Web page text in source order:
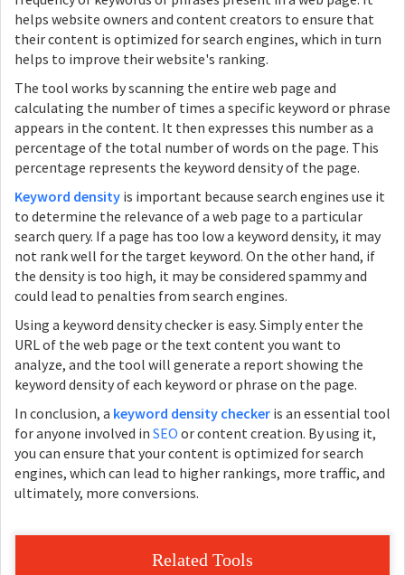
helps website owners and content creators to ensure that
their content is optimized for search engines, which in turn
helps to improve their website's ranking.
The tool works by scanning the entire web page and
calculating the number of times a specific keyword or phrase
appears in the content. It then expresses this number as a
percentage of the total number of words on the page. This
percentage represents the keyword density of the page.
Keyword density is important because search engines use it
to determine the relevance of a web page to a particular
search query. If a page has too low a keyword density, it may
not rank well for the target keyword. On the other hand, if
the density is too high, it may be considered spammy and
could lead to penalties from search engines.
Using a keyword density checker is easy. Simply enter the
URL of the web page or the text content you want to
analyze, and the tool will generate a report showing the
keyword density of each keyword or phrase on the page.
In conclusion, a keyword density checker is an essential tool
for anyone involved in SEO or content creation. By using it,
you can ensure that your content is optimized for search
engines, which can lead to higher rankings, more traffic, and
ultimately, more conversions.
Related Tools